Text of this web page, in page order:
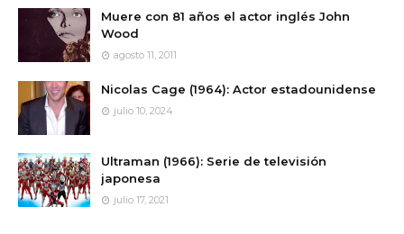
Muere con 81 años el actor inglés John
Wood
agosto 11, 2011
Nicolas Cage (1964): Actor estadounidense
julio 10, 2024
Ultraman (1966): Serie de televisión
japonesa
julio 17, 2021